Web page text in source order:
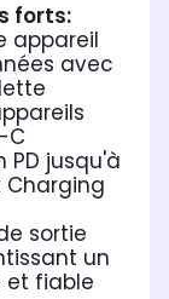
forts:
appareil
avec
C
jusqu'à
Charging
sortie
un
et fiable